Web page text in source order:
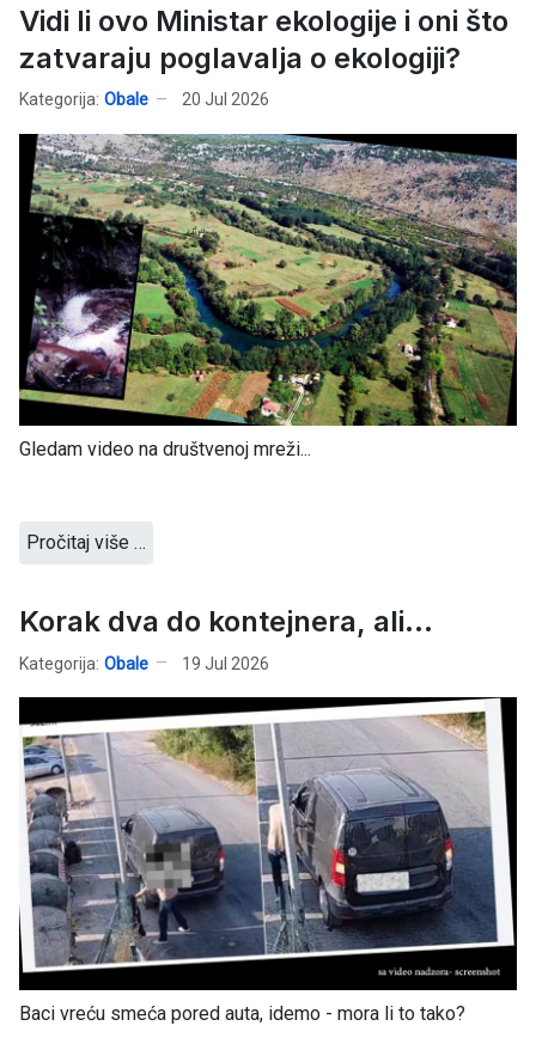
Vidi li ovo Ministar ekologije i oni što
zatvaraju poglavalja o ekologiji?
Kategorija: Obale 20 Jul 2026
Gledam video na društvenoj mreži...
Pročitaj više …
Korak dva do kontejnera, ali...
Kategorija: Obale 19 Jul 2026
Baci vreću smeća pored auta, idemo - mora li to tako?